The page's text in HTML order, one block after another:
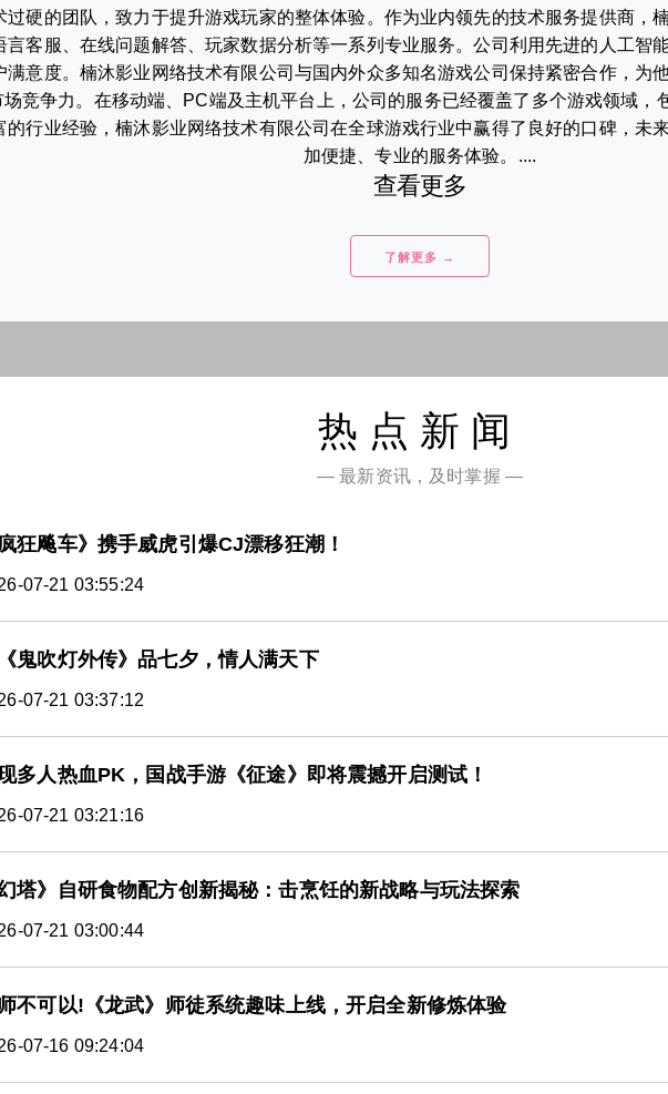
过硬的团队，致力于提升游戏玩家的整体体验。作为业内领先的技术服务提供商，
言客服、在线问题解答、玩家数据分析等一系列专业服务。公司利用先进的人工智
满意度。楠沐影业网络技术有限公司与国内外众多知名游戏公司保持紧密合作，为
竞争力。在移动端、PC端及主机平台上，公司的服务已经覆盖了多个游戏领域，
的行业经验，楠沐影业网络技术有限公司在全球游戏行业中赢得了良好的口碑，未
加便捷、专业的服务体验。....
查看更多
了解更多 →
热点新闻
— 最新资讯，及时掌握 —
疯狂飚车》携手威虎引爆CJ漂移狂潮！
07-21 03:55:24
鬼吹灯外传》品七夕，情人满天下
07-21 03:37:12
多人热血PK，国战手游《征途》即将震撼开启测试！
07-21 03:21:16
幻塔》自研食物配方创新揭秘：击烹饪的新战略与玩法探索
07-21 03:00:44
不可以!《龙武》师徒系统趣味上线，开启全新修炼体验
07-16 09:24:04